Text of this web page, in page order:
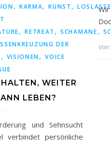
, KARMA,KUNST ,
,RETREAT ,SCHAMANE,
DER W
, VISIONEN,VOICE
WEITER
LEBEN?
und Sehnsucht
verbindet persönliche
Von